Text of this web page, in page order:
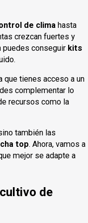
de clima hasta
crezcan fuertes y
puedes conseguir kits
que tienes acceso a un
complementar lo
recursos como la
también las
top. Ahora, vamos a
mejor se adapte a
de